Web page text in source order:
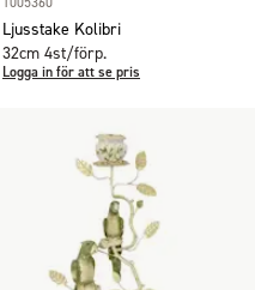
Ljusstake Kolibri
32cm 4st/förp.
Logga in för att se pris